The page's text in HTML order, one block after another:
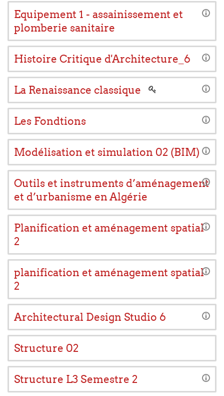
Equipement 1 - assainissement et
plomberie sanitaire
Histoire Critique d'Architecture_6
La Renaissance classique
Les Fondtions
Modélisation et simulation 02 (BIM)
Outils et instruments d’aménagement
et d’urbanisme en Algérie
Planification et aménagement spatial
2
planification et aménagement spatial
2
Architectural Design Studio 6
Structure 02
Structure L3 Semestre 2